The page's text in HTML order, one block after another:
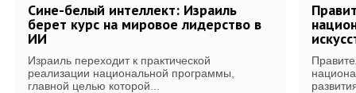
Сине-белый интеллект: Израиль
берет курс на мировое лидерство в
ИИ
Израиль переходит к практической
реализации национальной программы,
главной целью которой...